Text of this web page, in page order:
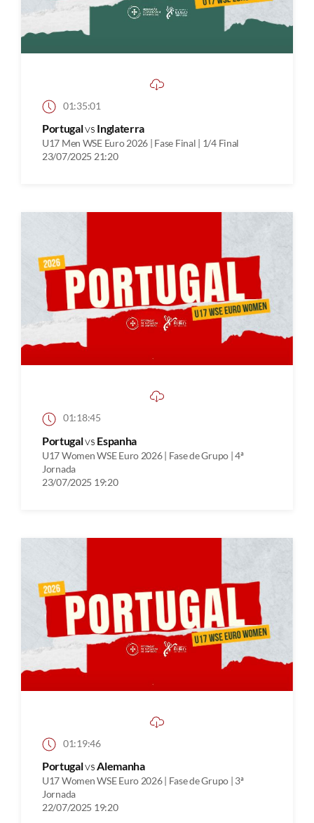
01:35:01
Portugalvs Inglaterra
U17 Men WSE Euro 2026 | Fase Final | 1/4 Final
23/07/2025 21:20
01:18:45
Portugalvs Espanha
U17 Women WSE Euro 2026 | Fase de Grupo | 4ª
Jornada
23/07/2025 19:20
01:19:46
PortugalvsAlemanha
U17 Women WSE Euro 2026 | Fase de Grupo | 3ª
Jornada
22/07/2025 19:20